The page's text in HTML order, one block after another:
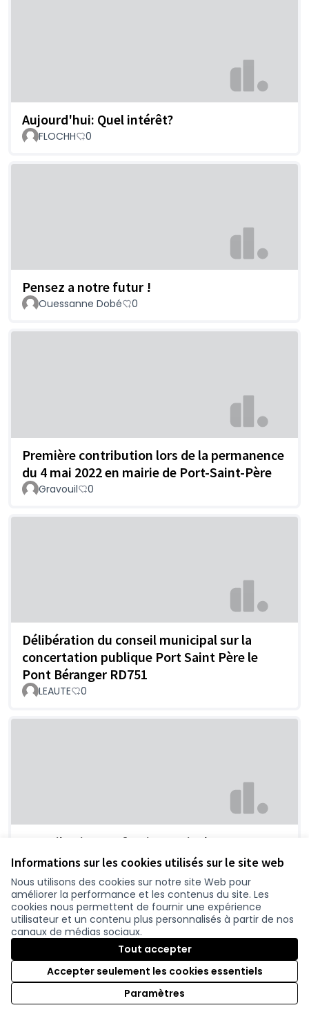
Informations sur les cookies utilisés sur le site web
Nous utilisons des cookies sur notre site Web pour
améliorer la performance et les contenus du site. Les
cookies nous permettent de fournir une expérience
utilisateur et un contenu plus personnalisés à partir de nos
canaux de médias sociaux.
Tout accepter
Accepter seulement les cookies essentiels
Paramètres
Aujourd'hui: Quel intérêt?
FLOCHH 0
Pensez a notre futur !
Ouessanne Dobé 0
Première contribution lors de la permanence
du 4 mai 2022 en mairie de Port-Saint-Père
Gravouil 0
Délibération du conseil municipal sur la
concertation publique Port Saint Père le
Pont Béranger RD751
LEAUTE 0
Contribution profession agricole
Chambre d'agrilture Pays de Loire 0
Un projet qui favorise l'usage de la voiture,